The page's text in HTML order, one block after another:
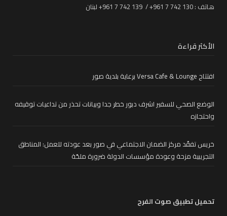
هاتف : 130 742 7 961+ / 139 742 7 961+ لبنان
الأكثر قراءة
افتتاح Versa Cafe & Lounge برعاية بلدية صور
الوضع الصحي للسفير اشرف دبور خطر جدا وبيانات تحذر من تداعيات توقيفه
واحتجازه
خريس تفقّد مركز الضمان الاجتماعي في صور بعد عودته للعمل: المناطق
التجريبية مزحة وعودة مؤسسات الدولة ضرورة ملحّة
تحميل تطبيق صوت الفرح